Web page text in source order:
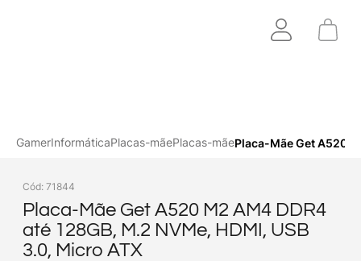
GamerInformáticaPlacas-mãePlacas-mãePlaca-Mãe Get A520
Cód: 71844
Placa-Mãe Get A520 M2 AM4 DDR4
até 128GB, M.2 NVMe, HDMI, USB
3.0, Micro ATX